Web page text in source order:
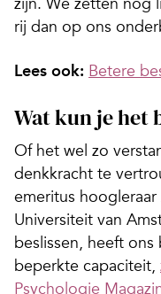
rij dan op ons
Lees ook: Betere
Wat kun je het
Of het wel zo
denkkracht te
emeritus
Universiteit van
beslissen, heeft
beperkte capaciteit,
Psychologie